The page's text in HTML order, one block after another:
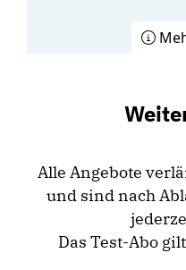
Alle Angebote
und sind nach
Das Test-Abo